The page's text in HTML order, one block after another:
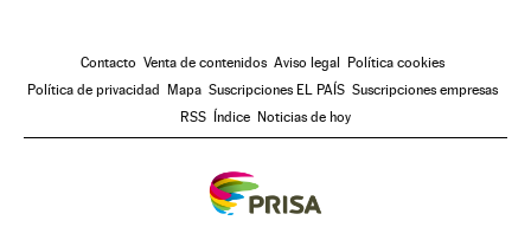
Contacto Venta de contenidos Aviso legal
Política cookies
Política de privacidad
Mapa Suscripciones EL PAÍS Suscripciones empresas
RSS
Índice Noticias de hoy